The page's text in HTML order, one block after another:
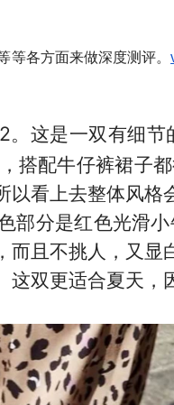
等各方面来做深度测评。
这是一双有细
搭配牛仔裤裙子
看上去整体风
部分是红色光滑
且不挑人，又
双更适合夏天